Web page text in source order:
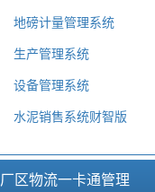
地磅计量管理系统
生产管理系统
设备管理系统
水泥销售系统财智版
厂区物流一卡通管理